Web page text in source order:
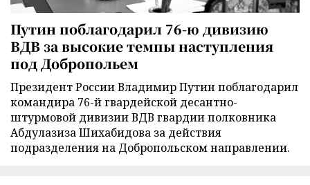
Путин поблагодарил 76-ю дивизию
ВДВ за высокие темпы наступления
под Добропольем
Президент России Владимир Путин поблагодарил
командира 76-й гвардейской десантно-
штурмовой дивизии ВДВ гвардии полковника
Абдулазиза Шихабидова за действия
подразделения на Добропольском направлении.